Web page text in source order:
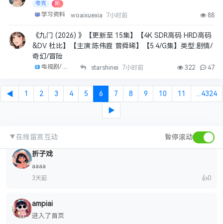
夸克 新
学习资料 woaixuexia 7小时前 88
《九门 (2026) 》【更新至 15集】【4K SDR高码 HRD高码
&DV 杜比】【主演:陈伟霆 曾舜晞】【5.4/G集】类型:剧情/
奇幻/冒险
电视剧/剧集 starshinei 7小时前 322 47
◀ 1 2 3 4 5 6 7 8 9 10 11 ...4324
▶
▼在线留言互动 暂停滚动
0703
有人吗
17798155181
困困
wy2028
折子戏
aaaa
3天前 👍0
ampiai
进入了首页